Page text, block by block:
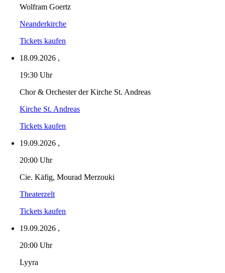
Wolfram Goertz
Neanderkirche
Tickets kaufen
18.09.2026 ,
19:30 Uhr
Chor & Orchester der Kirche St. Andreas
Kirche St. Andreas
Tickets kaufen
19.09.2026 ,
20:00 Uhr
Cie. Käfig, Mourad Merzouki
Theaterzelt
Tickets kaufen
19.09.2026 ,
20:00 Uhr
Lyyra